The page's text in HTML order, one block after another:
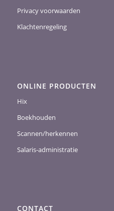
Privacy voorwaarden
Klachtenregeling
ONLINE PRODUCTEN
Hix
Boekhouden
Scannen/herkennen
Salaris-administratie
CONTACT